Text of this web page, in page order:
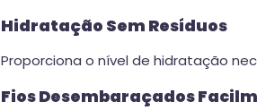
Hidratação Sem Resíduos
Proporciona o nível de hidratação
Fios Desembaraçados